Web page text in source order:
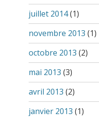
juillet 2014(1)
novembre 2013 (1)
octobre 2013 (2)
mai 2013 (3)
avril 2013 (2)
janvier 2013 (1)